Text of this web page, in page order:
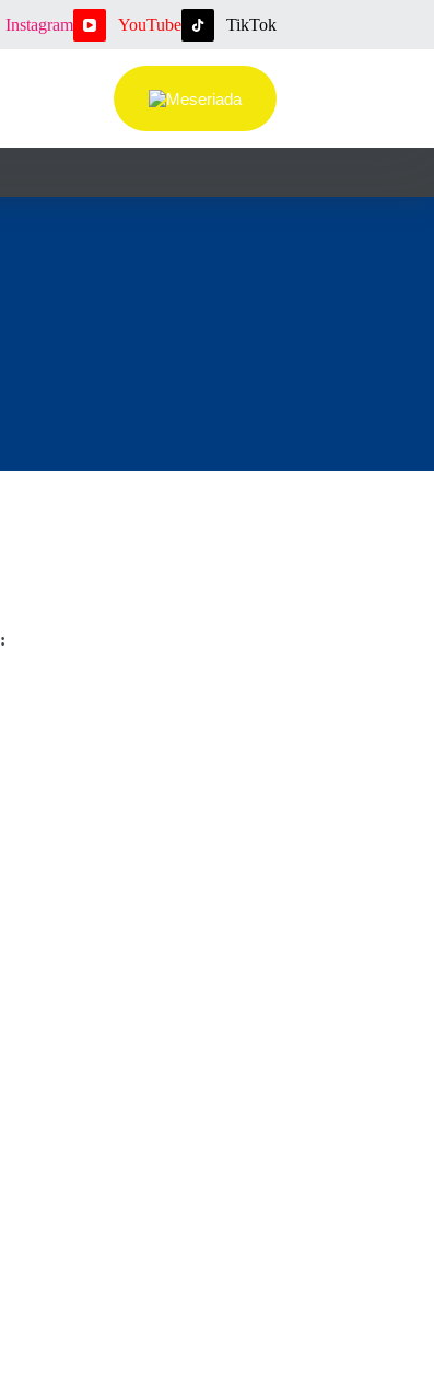
Instagram YouTube TikTok
: